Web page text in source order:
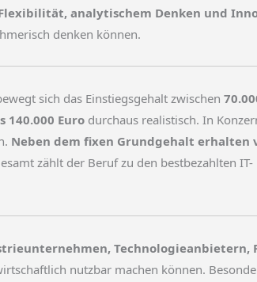
analytischem Denken und
denken können.
sich das Einstiegsgehalt zwischen
140.000 Euro durchaus realistisch. In
Neben dem fixen Grundgehalt erhalten
zählt der Beruf zu den bestbezahlten
Technologieanbietern,
nutzbar machen können.